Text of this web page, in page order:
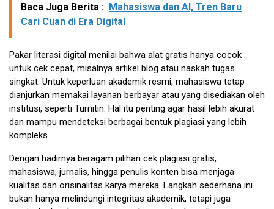
Baca Juga Berita : Mahasiswa dan AI, Tren Baru
Cari Cuan di Era Digital
Pakar literasi digital menilai bahwa alat gratis hanya cocok
untuk cek cepat, misalnya artikel blog atau naskah tugas
singkat. Untuk keperluan akademik resmi, mahasiswa tetap
dianjurkan memakai layanan berbayar atau yang disediakan oleh
institusi, seperti Turnitin. Hal itu penting agar hasil lebih akurat
dan mampu mendeteksi berbagai bentuk plagiasi yang lebih
kompleks.
Dengan hadirnya beragam pilihan cek plagiasi gratis,
mahasiswa, jurnalis, hingga penulis konten bisa menjaga
kualitas dan orisinalitas karya mereka. Langkah sederhana ini
bukan hanya melindungi integritas akademik, tetapi juga